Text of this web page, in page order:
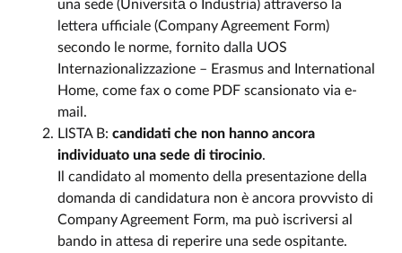
una sede (Università̀ o Industria) attraverso la
lettera ufficiale (Company Agreement Form)
secondo le norme, fornito dalla UOS
Internazionalizzazione – Erasmus and International
Home, come fax o come PDF scansionato via e-
mail.
LISTA B: candidati che non hanno ancora
individuato una sede di tirocinio.
Il candidato al momento della presentazione della
domanda di candidatura non è ancora provvisto di
Company Agreement Form, ma può iscriversi al
bando in attesa di reperire una sede ospitante.